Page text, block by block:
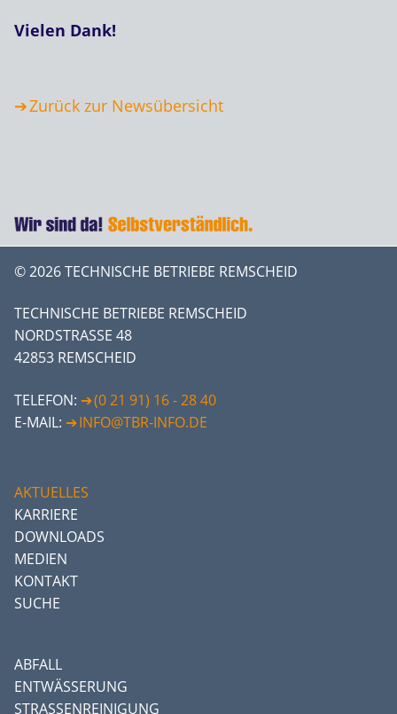
Vielen Dank!
Zurück zur Newsübersicht
© 2026 TECHNISCHE BETRIEBE REMSCHEID
TECHNISCHE BETRIEBE REMSCHEID
NORDSTRASSE 48
42853 REMSCHEID
TELEFON:
(0 21 91) 16 - 28 40
E-MAIL:
INFO@TBR-INFO.DE
AKTUELLES
KARRIERE
DOWNLOADS
MEDIEN
KONTAKT
SUCHE
ABFALL
ENTWÄSSERUNG
STRASSENREINIGUNG